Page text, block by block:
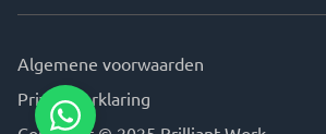
Algemene voorwaarden
Privacyverklaring